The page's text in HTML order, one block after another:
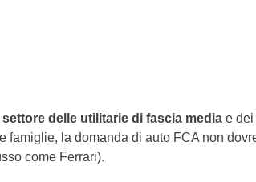
settore delle utilitarie di fascia mediae dei
famiglie, la domanda di auto FCA non
come Ferrari).